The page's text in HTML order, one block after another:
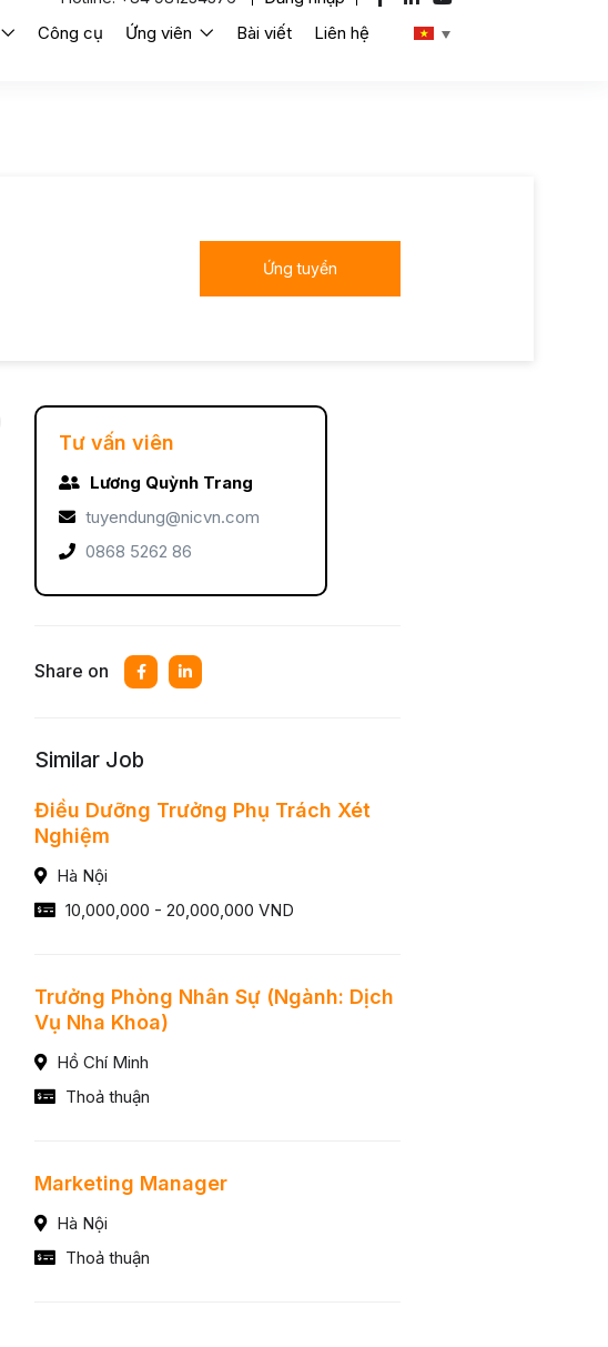
Công cụ Ứng viên Bài viết Liên hệ
Ứng tuyển
Tư vấn viên
Lương Quỳnh Trang
tuyendung@nicvn.com
0868 5262 86
Share on
Similar Job
Điều Dưỡng Trưởng Phụ Trách Xét
Nghiệm
Hà Nội
10,000,000 - 20,000,000 VND
Trưởng Phòng Nhân Sự (Ngành: Dịch
Vụ Nha Khoa)
Hồ Chí Minh
Thoả thuận
Marketing Manager
Hà Nội
Thoả thuận